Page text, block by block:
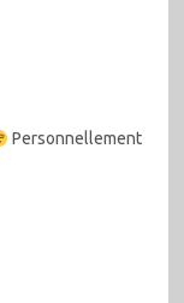
Personnellement